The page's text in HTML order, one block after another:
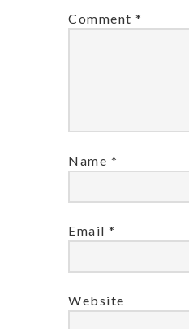
Comment *
Name *
Email *
Website